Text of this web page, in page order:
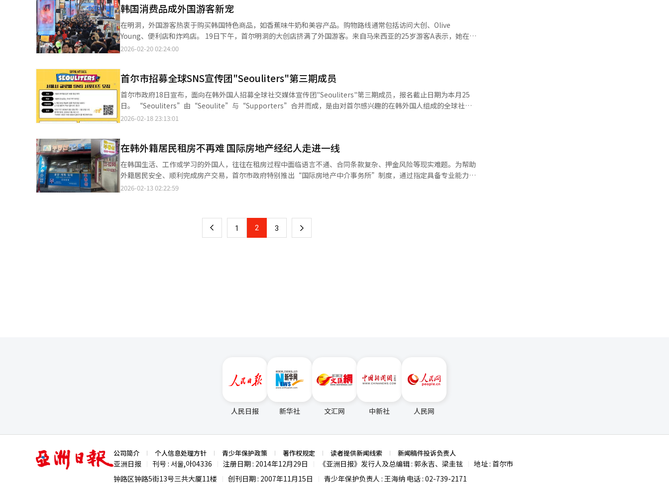
汉字姓名书写、脸部彩绘等互动项目。学生、家长和普通市民积极参与各项体验活动，现场掌声不断、反响热烈，充
分展现了国际中文日活动的亲和力、参与性与传播力。 本次活动突破以往以室内场地和会员对象为主的举办形式，首
次在首尔乐园这一开放式公共空间举行，让更多家庭游客与普通市民能够近距离接触中文和中国文化。主办方表示，
今后将继续秉持国际中文日的宗旨，持续推动韩中教育文化交流与民间友好，为两国人民相互理解和文明互鉴贡献更
多力量。 联合国国际中文日是2010年联合国新闻部（现全球传播部）启动的节日。这一倡议以庆贺多种语言的使用
文日定为每年4月20日中国传统节气“谷雨”这一天，以纪念“中华文字始祖”仓颉造字的贡献，全球各地会举办书
法、文化体验等活动。
规模创K-POP历史之最。 为确保BTS光化门演出安全进行，首尔市启动最高级别安保措施。演出当天上午10点起至
演出结束，将在世宗文化会馆设立综合现场本部，由首尔市行政第二副市长金成甫担任本部长，对演出现场进行综合
管理。 首尔市政府将投入超过8200名安保与管理人员，消防灾难本部将出动102辆消防车和803名工作人员，实时监
控人流情况及事故隐患。演出现场将在世宗大王铜像、李舜臣铜像和首尔城市建筑展览馆三处设立现场医疗点，
HYBE娱乐公司也将在现场单独设立11处医疗站。 预计演出当天将涌入大量外国游客，首尔市加强多语言服务体系。
询人员，公共交通设施将提供英语、日语、中文、越南语、泰语、印尼语等多语言广播服务。 韩国总统李在明亦在社
交平台上发文称，期待此次演出以“阿里郎”为主题，弘扬美好的韩国文化遗产并展现韩国文化的魅力。政府有关部
门、地方政府、警方和消防部门等各方正携手做好万全准备，为演出安全进行保驾护航。 李在明呼吁称，相信韩国民
众将以成熟的市民意识互相关照、维护秩序，积极配合保安人员的安全管理工作，并坚决举报黄牛票交易。
访问综合信息页面。 为应对咨询需求，首尔市加强英文、中文、日文等多语种服务能力，在演出前后提供咨询与投诉
处理服务。同时，首尔观光财团将在市厅站、西村等地安排现场工作人员，提供交通、住宿等咨询，并发放地图。 除
信息服务外，首尔市还将在首尔广场运营“Seoul My Soul休息区”，开放时间为本月20日至22日。该区域分为城市
品牌展示区、纪念品销售区及政策展示区，游客可在此体验首尔城市品牌并购买相关纪念品。 首尔市还将同步发布
《K-文化庆典日程表》和《首尔观光手册》，方便游客了解全市文化活动安排。其中，本月20日至下月12日举行
时期打造“Seoul Stay Lounge”，为游客提供休息空间及文化体验，并在周末举办K-POP及多类型文化演出，持续
活跃活动氛围。 首尔市相关负责人表示，此次演唱会不仅是全球性大型活动，也是展示首尔城市品牌和核心政策的重
要契机。市政府将通过完善的信息服务与配套活动，全面提升游客体验，展现首尔作为国际城市的魅力。
韩国消费品成外国游客新宠
在明洞，外国游客热衷于购买韩国特色商品，如香蕉味牛奶和美容产品。购物路线通常包括访问大创、Olive
Young、便利店和炸鸡店。 19日下午，首尔明洞的大创店挤满了外国游客。来自马来西亚的25岁游客A表示，她在这
里找到了只能在韩国买到的化妆品。她计划接下来去Olive Young和炸鸡店。 大创明洞店的12层楼吸引了大量游客，
糕最近成为明洞店食品饮料类的销售冠军。其他受欢迎的产品包括杜拜卡塔伊夫开心果巧克力和迷你巧克力曲奇。 附
近的CU明洞店在入口处显眼地摆放了香蕉味牛奶，吸引了许多游客购买。店内的方便面区，游客们选择炸酱面和火
鸡面，并现场烹饪。 Olive Young明洞店的外国游客占比高达90%，每天接待超过5000名外国顾客。店内常听到日
语、中文和东南亚语言，热门商品前排起了长队。 购物后，许多游客会去附近的炸鸡店，如BBQ乙支路入口店和
Kkanbu炸鸡明洞店，享用炸鸡和啤酒。店主表示，外国游客的到访不分时间。 数据显示，春节期间来韩的中国游客
增长21.3%。 明洞商圈的化妆品和食品消费趋势明显，旅游需求的增加推动了商圈的销售回升。※ 本报道经人工智
能（AI）系统翻译与编辑。
2026-02-20 02:24:00
首尔市招募全球SNS宣传团"Seouliters"第三期成员
首尔市政府18日宣布，面向在韩外国人招募全球社交媒体宣传团"Seouliters"第三期成员，报名截止日期为本月25
日。 “Seouliters”由“Seoulite”与“Supporters”合并而成，是由对首尔感兴趣的在韩外国人组成的全球社媒
宣传团体。成员将以外国人视角，以多语种形式制作并发布介绍首尔代表性政策、活动及节庆的内容，向海外传播首
市品牌的国际曝光度。 数据显示，去年“Seouliters”共制作政策与活动相关内容438条，成员个人账号与首尔市全
球YouTube频道合计播放量约达5203万次。其中，围绕“潜水桥徒步节”和“汉江无人机灯光秀”制作的短视频，
在成员个人频道上创下2000万次播放的亮眼成绩。 首尔市表示，今年将对内容完成度高、表现优异的短视频额外提
供激励措施，以进一步调动创作积极性。首尔市宣传企划官民秀洪表示，希望通过该项目，让更多国际受众了解首尔
2026-02-18 23:13:01
在韩外籍居民租房不再难 国际房地产经纪人走进一线
在韩国生活、工作或学习的外国人，往往在租房过程中面临语言不通、合同条款复杂、押金风险等现实难题。为帮助
外籍居民安全、顺利完成房产交易，首尔市政府特别推出“国际房地产中介事务所”制度，通过指定具备专业能力与
外语服务能力的房地产经纪人，为外国人提供更加透明、可靠的租赁咨询服务。 作为韩国合法注册的房地产经纪
籍居民理解合同条款与权利义务，从源头降低交易风险。目前，在所有指定的国际房地产经纪人中，能够提供中文咨
询服务的经纪人共有18人，活跃在首尔各区一线。 首尔市表示，该制度旨在支持外籍居民进行安全的房产交易。随
着在韩外籍人口持续增加，租赁纠纷、押金纠纷等问题也日益受到关注。语言差异和制度差异，使部分外国人难以充
看到我是首尔市指定的国际房地产经纪人，会更安心一些。”他直言，这一认证本身并不会自动带来客源，但能在沟
房地产交易实务展开；面试则包括专业问题与外语口语测试。 金俊洙感受到外籍租客与韩国本地租客在需求上的明显
差异。例如，大多数外籍客户更倾向于月租模式，押金通常控制在500万至2000万韩元（约合人民币2.3万元至9.6万
会觉得压力很大。” 此外，跨境汇款问题也是外籍租客常遇到的难题。尚未办理外国人登录证、无法开设本地银行账
户的客户，往往需要通过海外银行或第三方机构转账，手续繁琐且存在时间差风险。他表示：“我通常会提前提醒他
们尽早解决汇款问题，避免在签约当天资金不到位。” 在采访过程中，他的手机不断响起。签约后的客户也经常向他
咨询汇款、水电费或与房东沟通等问题。尽管按行业惯例，中介服务在签约完成后已基本结束，但他仍会尽量协助解
决。 对于未来政策，他认为，外籍租客最迫切的需求之一是短期租赁市场的完善。金俊洙指出：“很多留学生只需要
2026-02-13 02:22:59
上 1 2 3 下
人民日报 新华社 文汇网 中新社 人民网
亚
洲
日
公司简介 个人信息处理方针 青少年保护政策 著作权规定 读者提供新闻线索 新闻稿件投诉负责人
亚洲日报 刊号 : 서울,아04336 注册日期 : 2014年12月29日 《亚洲日报》发行人及总编辑 : 郭永吉、梁圭铉
地址 : 首尔市
钟路区钟路5街13号三共大厦11楼
创刊日期 : 2007年11月15日 青少年保护负责人 : 王海纳 电话 : 02-739-2171